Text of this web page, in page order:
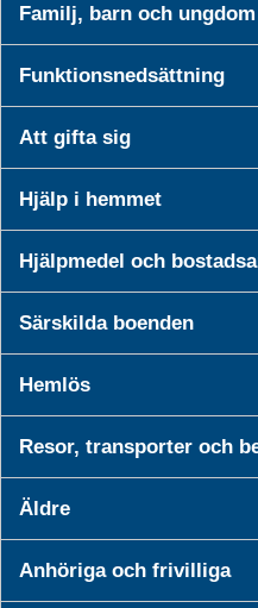
Familj, barn och ungdom
Funktionsnedsättning
Att gifta sig
Hjälp i hemmet
Hjälpmedel och
Särskilda boenden
Hemlös
Resor, transporter och
Äldre
Anhöriga och frivilliga
Information in English
Så arbetar kommunen
Så kan du hjälpa till
194 80 Upplands Väsby
Besöksadress
Dragonvägen 86